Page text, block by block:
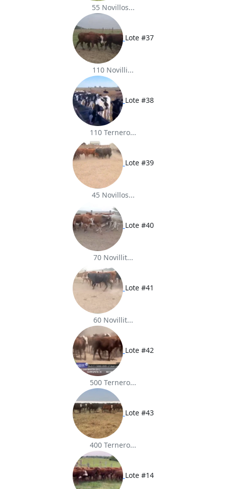
55 Novillos...
Lote #37
110 Novilli...
Lote #38
110 Ternero...
Lote #39
45 Novillos...
Lote #40
70 Novillit...
Lote #41
60 Novillit...
Lote #42
500 Ternero...
Lote #43
400 Ternero...
Lote #14